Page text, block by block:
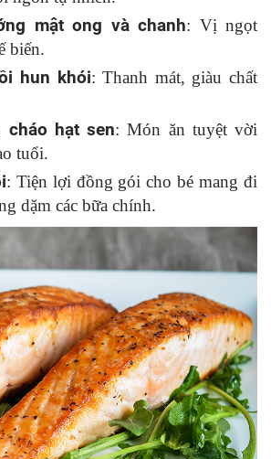
mật ong và chanh: Vị ngọt
biến.
hun khói: Thanh mát, giàu chất
cháo hạt sen: Món ăn tuyệt vời
tuổi.
: Tiện lợi đồng gói cho bé mang đi
dặm các bữa chính.